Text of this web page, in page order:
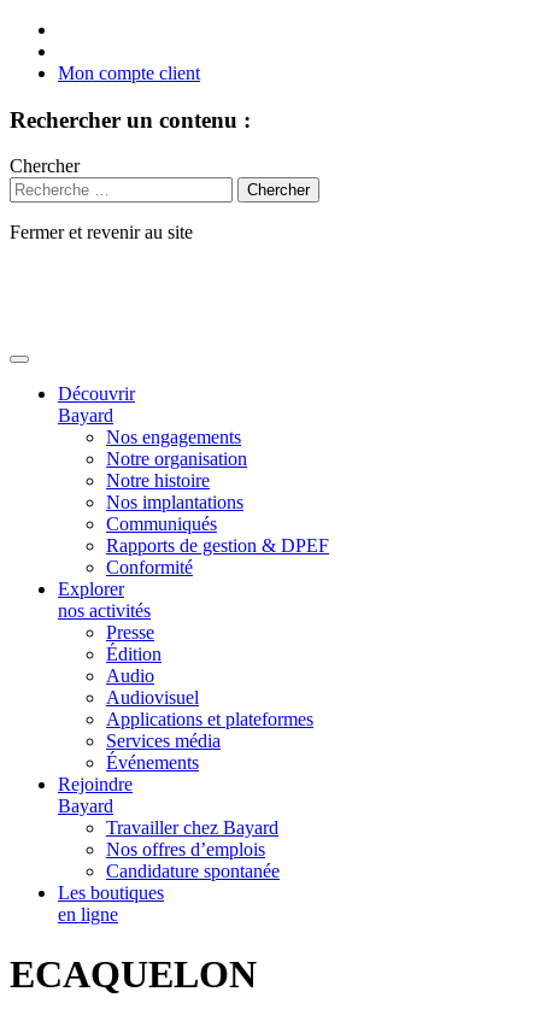
Mon compte client
Rechercher un contenu :
Chercher
Fermer et revenir au site
Découvrir
Bayard
Nos engagements
Notre organisation
Notre histoire
Nos implantations
Communiqués
Rapports de gestion & DPEF
Conformité
Explorer
nos activités
Presse
Édition
Audio
Audiovisuel
Applications et plateformes
Services média
Événements
Rejoindre
Bayard
Travailler chez Bayard
Nos offres d’emplois
Candidature spontanée
Les boutiques
en ligne
ECAQUELON